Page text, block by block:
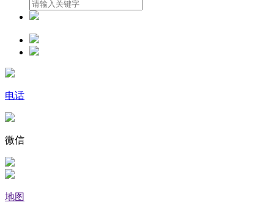
电话
微信
地图